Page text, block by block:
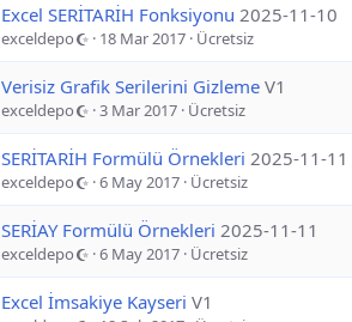
Excel SERİTARİH Fonksiyonu 2025-11-10
exceldepo 18 Mar 2017 Ücretsiz
Verisiz Grafik Serilerini Gizleme V1
exceldepo 3 Mar 2017 Ücretsiz
SERİTARİH Formülü Örnekleri 2025-11-11
exceldepo 6 May 2017 Ücretsiz
SERİAY Formülü Örnekleri 2025-11-11
exceldepo 6 May 2017 Ücretsiz
Excel İmsakiye Kayseri V1